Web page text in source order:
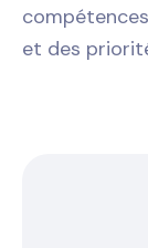
et des